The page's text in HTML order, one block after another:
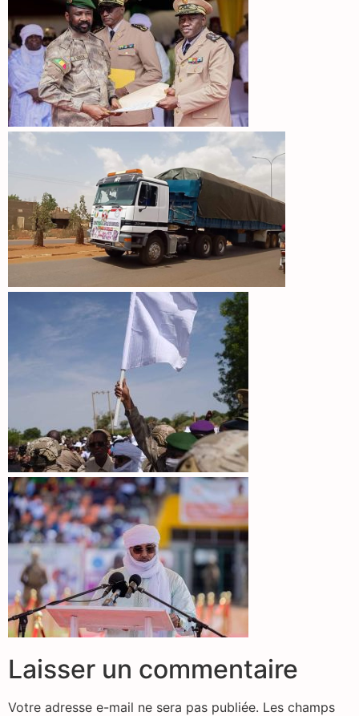
Laisser un commentaire
Votre adresse e-mail ne sera pas publiée. Les champs